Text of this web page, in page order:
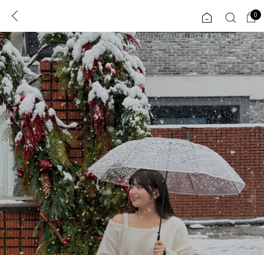
로그인 0
ENG
TW
JP
콘텐츠 리뷰 & 혜택 플러스핏 회원혜택 입
CATEGORY COMMUNITY
도착보장⚡
인플루언서 pick!
신상 5%
베스트
ALL
익스클루시브
아우터
티셔츠
0